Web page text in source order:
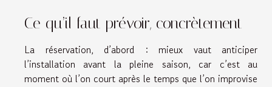
Ce qu’il faut prévoir, concrètement
La réservation, d’abord : mieux vaut anticiper
l’installation avant la pleine saison, car c’est au
moment où l’on court après le temps que l’on improvise